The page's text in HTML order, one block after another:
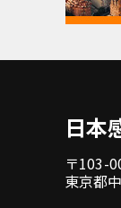
日本
〒103-
東京都